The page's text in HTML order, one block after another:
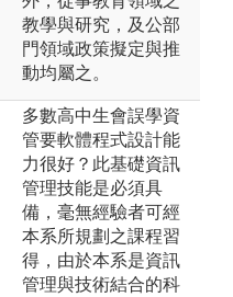
教學與研究，及公部
門領域政策擬定與推
動均屬之。
多數高中生會誤學資
管要軟體程式設計能
力很好？此基礎資訊
管理技能是必須具
備，毫無經驗者可經
本系所規劃之課程習
得，由於本系是資訊
管理與技術結合的科